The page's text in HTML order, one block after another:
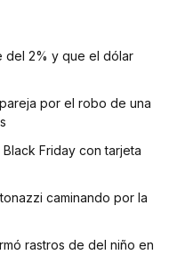
del 2% y que el dólar
por el robo de una
Friday con tarjeta
caminando por la
rastros de del niño en